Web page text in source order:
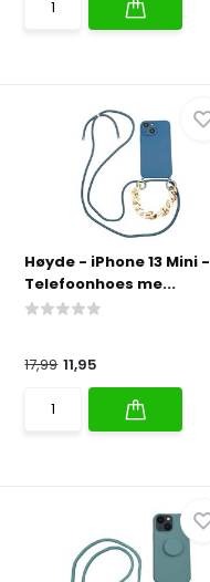
Høyde - iPhone 13 Mini -
Telefoonhoes me...
17,99 11,95